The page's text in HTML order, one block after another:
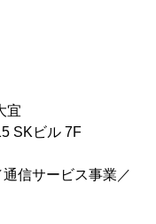
宜
SKビル 7F
信サービス事業／